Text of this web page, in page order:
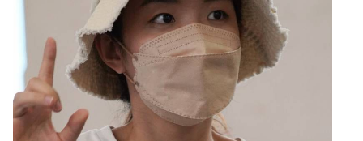
假：
婆
的